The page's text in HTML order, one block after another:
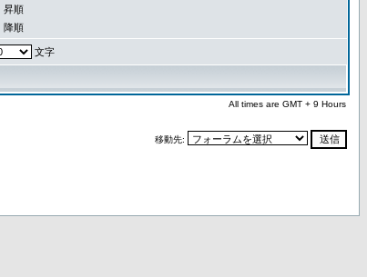
昇順
降順
文字
All times are GMT + 9 Hours
移動先: